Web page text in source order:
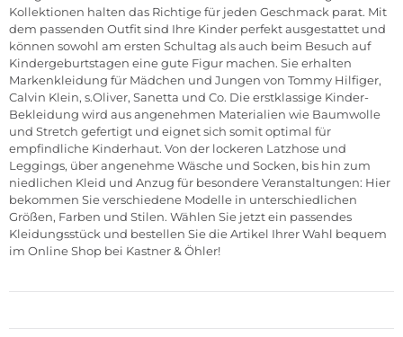
Kollektionen halten das Richtige für jeden Geschmack parat. Mit
dem passenden Outfit sind Ihre Kinder perfekt ausgestattet und
können sowohl am ersten Schultag als auch beim Besuch auf
Kindergeburtstagen eine gute Figur machen. Sie erhalten
Markenkleidung für Mädchen und Jungen von Tommy Hilfiger,
Calvin Klein, s.Oliver, Sanetta und Co. Die erstklassige Kinder-
Bekleidung wird aus angenehmen Materialien wie Baumwolle
und Stretch gefertigt und eignet sich somit optimal für
empfindliche Kinderhaut. Von der lockeren Latzhose und
Leggings, über angenehmeWäsche und Socken, bis hin zum
niedlichen Kleid und Anzug für besondere Veranstaltungen: Hier
bekommen Sie verschiedene Modelle in unterschiedlichen
Größen, Farben und Stilen. Wählen Sie jetzt ein passendes
Kleidungsstück und bestellen Sie die Artikel Ihrer Wahl bequem
im Online Shop bei Kastner & Öhler!